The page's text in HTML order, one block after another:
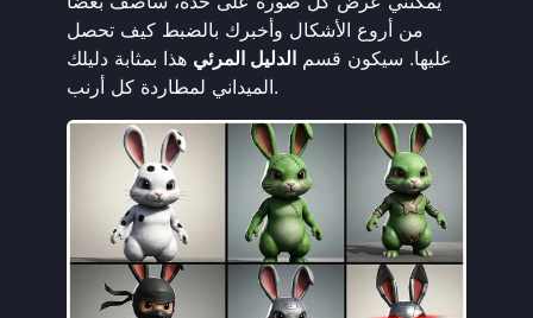
من أروع الأشكال وأخبرك بالضبط كيف تحصل
عليها. سيكون قسم الدليل المرئي هذا بمثابة دليلك
الميداني لمطاردة كل أرنب.